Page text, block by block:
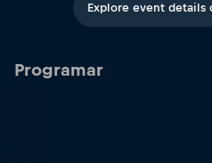
Explore event details
Programar